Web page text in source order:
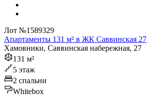
Лот №1589329
Апартаменты 131 м² в ЖК Саввинская 27
Хамовники, Саввинская набережная, 27
131 м²
5 этаж
2 спальни
Whitebox